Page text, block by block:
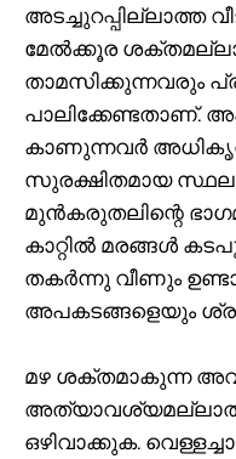
അടച്ചുറപ്പില്ലാത്ത
മേൽക്കൂര
താമസിക്കുന്നവരും
പാലിക്കേണ്ടതാണ്.
കാണുന്നവർ
സുരക്ഷിതമായ
മുൻകരുതലിന്റെ
കാറ്റിൽ മരങ്ങൾ
തകർന്നു വീണും
അപകടങ്ങളെയും
മഴ ശക്തമാകുന്ന
ഒഴിവാക്കുക.